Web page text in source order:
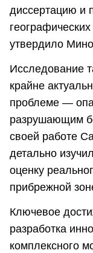
диссертацию и
утвердило
Исследование
крайне
проблеме —
разрушающим
своей работе
детально
оценку
прибрежной
Ключевое
разработка
комплексного